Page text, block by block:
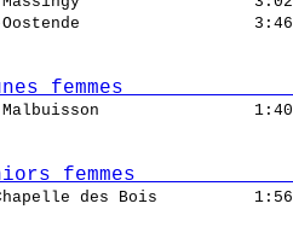
B-Oostende
femmes
Malbuisson
femmes
Chapelle des Bois